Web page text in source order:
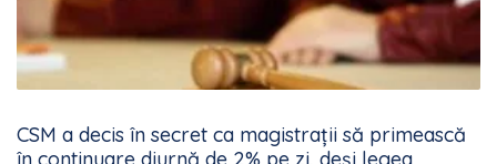
CSM a decis în secret ca magistrații să primească